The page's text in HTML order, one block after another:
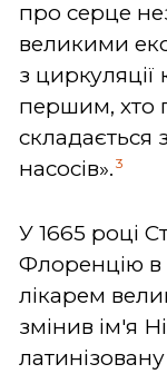
про серце
великими
з
першим, хто
складається
насосів». 3
У 1665 році
Флоренцію в
лікарем
змінив ім'я